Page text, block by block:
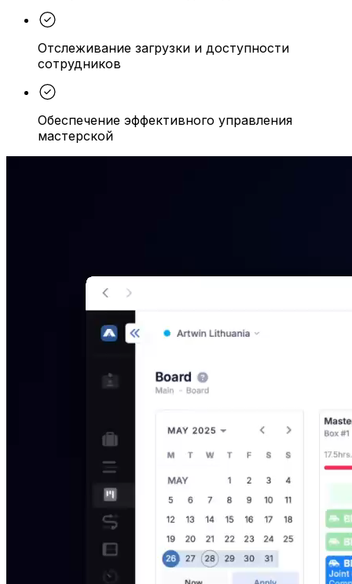
Отслеживание загрузки и доступности
сотрудников
Обеспечение эффективного управления
мастерской